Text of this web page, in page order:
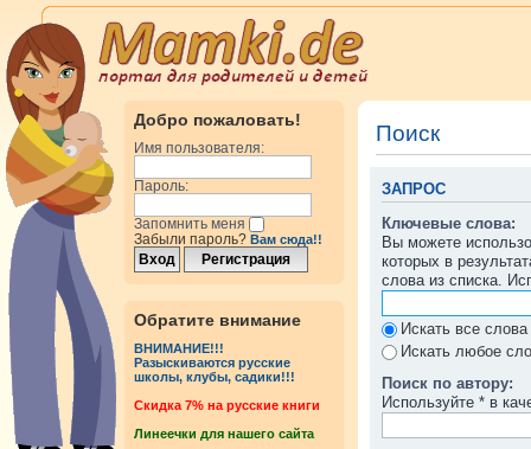
Добро пожаловать!
Имя пользователя:
Пароль:
Запомнить меня
Забыли пароль? Вам сюда!!
Обратите внимание
ВНИМАНИЕ!!!
Разыскиваются русские
школы, клубы, садики!!!
Cкидка 7% на русские книги
Линеечки для нашего сайта
Поиск
ЗАПРОС
Ключевые слова:
Вы можете
которых в
слова из списка.
Искать все слова
Искать любое
Поиск по автору:
Используйте * в